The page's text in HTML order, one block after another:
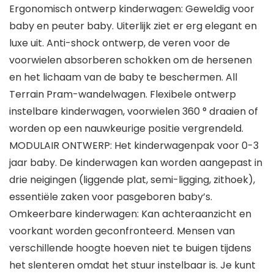
Ergonomisch ontwerp kinderwagen: Geweldig voor
baby en peuter baby. Uiterlijk ziet er erg elegant en
luxe uit. Anti-shock ontwerp, de veren voor de
voorwielen absorberen schokken om de hersenen
en het lichaam van de baby te beschermen. All
Terrain Pram-wandelwagen. Flexibele ontwerp
instelbare kinderwagen, voorwielen 360 ° draaien of
worden op een nauwkeurige positie vergrendeld.
MODULAIR ONTWERP: Het kinderwagenpak voor 0-3
jaar baby. De kinderwagen kan worden aangepast in
drie neigingen (liggende plat, semi-ligging, zithoek),
essentiële zaken voor pasgeboren baby’s.
Omkeerbare kinderwagen: Kan achteraanzicht en
voorkant worden geconfronteerd. Mensen van
verschillende hoogte hoeven niet te buigen tijdens
het slenteren omdat het stuur instelbaar is. Je kunt